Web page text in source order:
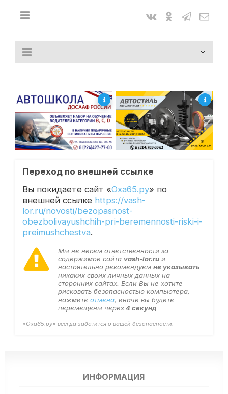
Переход по внешней ссылке
Вы покидаете сайт «Оха65.ру» по
внешней ссылке https://vash-
lor.ru/novosti/bezopasnost-
obezbolivayushchih-pri-beremennosti-riski-i-
preimushchestva.
Мы не несем ответственности за
содержимое сайта vash-lor.ruи
настоятельно рекомендуем не указывать
никаких своих личных данных на
сторонних сайтах. Если Вы не хотите
рисковать безопасностью компьютера,
нажмите отмена, иначе вы будете
перемещены через 4 секунд
«Оха65.ру» всегда заботится о вашей безопасности.
ИНФОРМАЦИЯ